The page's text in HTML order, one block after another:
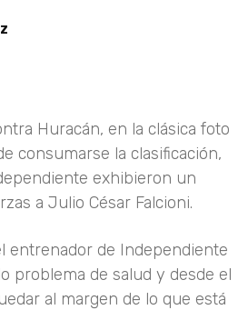
Huracán, en la clásica foto
consumarse la clasificación,
exhibieron un
a Julio César Falcioni.
entrenador de Independiente
problema de salud y desde el
al margen de lo que está